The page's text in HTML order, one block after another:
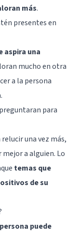
más.
presentes en
aspira una
mucho en otra
a la persona
para
relucir una vez más,
a alguien. Lo
temas que
de su
puede